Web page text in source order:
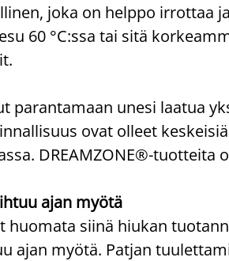
joka on helppo irrottaa
60 °C:ssa tai sitä
parantamaan unesi laatua
ovat olleet
DREAMZONE®-tuotteita
ajan myötä
huomata siinä hiukan
ajan myötä. Patjan